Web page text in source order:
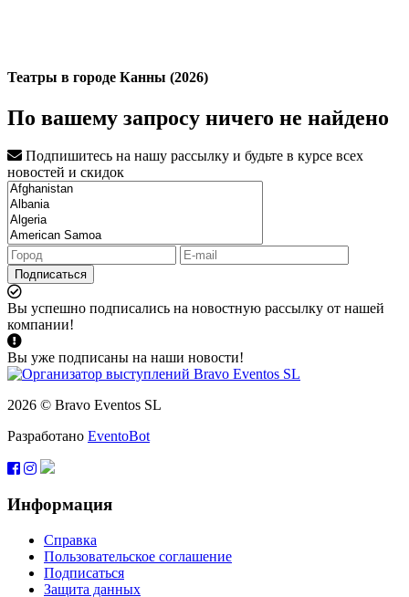
Театры в городе Канны (2026)
По вашему запросу ничего не найдено
Подпишитесь на нашу рассылку и будьте в курсе всех
новостей и скидок
Подписаться
Вы успешно подписались на новостную рассылку от нашей
компании!
Вы уже подписаны на наши новости!
2026 © Bravo Eventos SL
Разработано EventoBot
Информация
Справка
Пользовательское соглашение
Подписаться
Защита данных